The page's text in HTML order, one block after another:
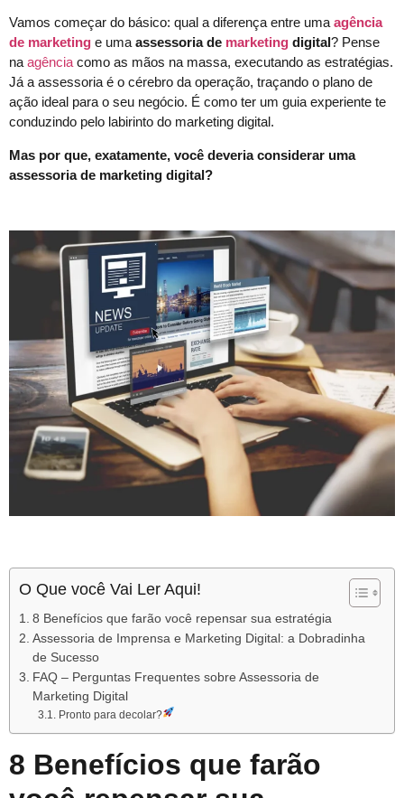
Vamos começar do básico: qual a diferença entre uma agência
de marketing e uma assessoria de marketing digital? Pense
na agência como as mãos na massa, executando as estratégias.
Já a assessoria é o cérebro da operação, traçando o plano de
ação ideal para o seu negócio. É como ter um guia experiente te
conduzindo pelo labirinto do marketing digital.
Mas por que, exatamente, você deveria considerar uma
assessoria de marketing digital?
O Que você Vai Ler Aqui!
8 Benefícios que farão você repensar sua estratégia
Assessoria de Imprensa e Marketing Digital: a Dobradinha
de Sucesso
FAQ – Perguntas Frequentes sobre Assessoria de
Marketing Digital
Pronto para decolar?
8 Benefícios que farão